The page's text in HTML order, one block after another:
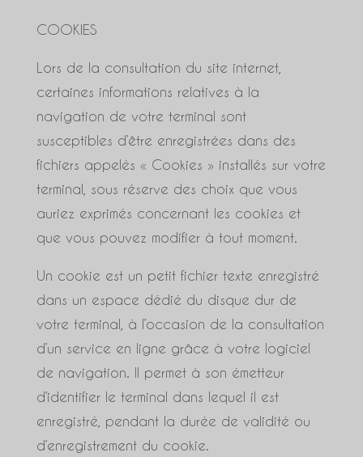
COOKIES
Lors de la consultation du site internet,
certaines informations relatives à la
navigation de votre terminal sont
susceptibles d’être enregistrées dans des
fichiers appelés « Cookies » installés sur votre
terminal, sous réserve des choix que vous
auriez exprimés concernant les cookies et
que vous pouvez modifier à tout moment.
Un cookie est un petit fichier texte enregistré
dans un espace dédié du disque dur de
votre terminal, à l’occasion de la consultation
d’un service en ligne grâce à votre logiciel
de navigation. Il permet à son émetteur
d’identifier le terminal dans lequel il est
enregistré, pendant la durée de validité ou
d’enregistrement du cookie.